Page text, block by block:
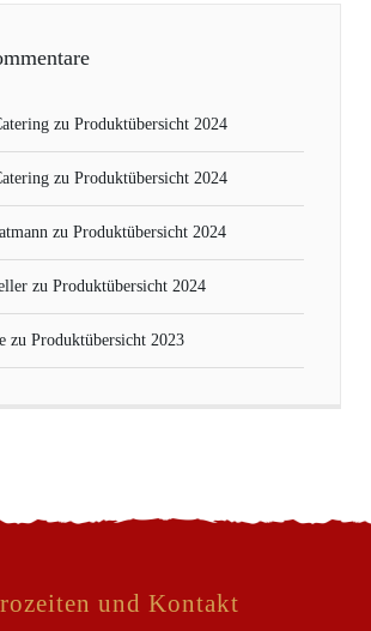
zu Produktübersicht 2024
zu Produktübersicht 2024
zu Produktübersicht 2024
zu Produktübersicht 2024
zu Produktübersicht 2023
und Kontakt